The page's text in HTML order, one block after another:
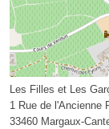
Les Filles et Les
1 Rue de l'Ancienne
33460 Margaux-